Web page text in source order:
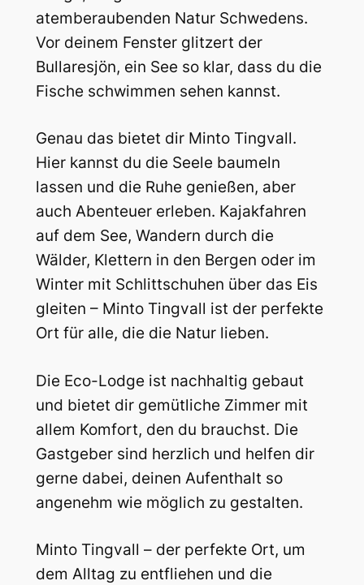
atemberaubenden Natur Schwedens.
Vor deinem Fenster glitzert der
Bullaresjön, ein See so klar, dass du die
Fische schwimmen sehen kannst.
Genau das bietet dir Minto Tingvall.
Hier kannst du die Seele baumeln
lassen und die Ruhe genießen, aber
auch Abenteuer erleben. Kajakfahren
auf dem See, Wandern durch die
Wälder, Klettern in den Bergen oder im
Winter mit Schlittschuhen über das Eis
gleiten – Minto Tingvall ist der perfekte
Ort für alle, die die Natur lieben.
Die Eco-Lodge ist nachhaltig gebaut
und bietet dir gemütliche Zimmer mit
allem Komfort, den du brauchst. Die
Gastgeber sind herzlich und helfen dir
gerne dabei, deinen Aufenthalt so
angenehm wie möglich zu gestalten.
Minto Tingvall – der perfekte Ort, um
dem Alltag zu entfliehen und die